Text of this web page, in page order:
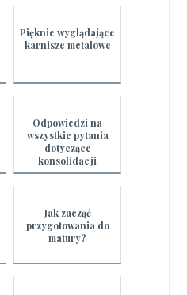
Pięknie wyglądające
karnisze metalowe
Odpowiedzi na
wszystkie pytania
dotyczące
konsolidacji
zadłużenia
Jak zacząć
przygotowania do
matury?